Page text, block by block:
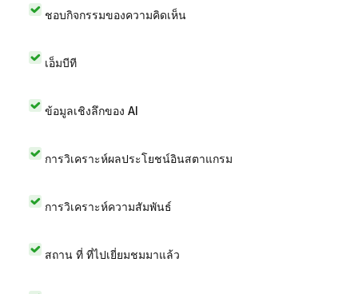
ชอบกิจกรรมของความคิดเห็น
เอ็มบีที
ข้อมูลเชิงลึกของ AI
การวิเคราะห์ผลประโยชน์อินสตาแกรม
การวิเคราะห์ความสัมพันธ์
สถาน ที่ ที่ไปเยี่ยมชมมาแล้ว